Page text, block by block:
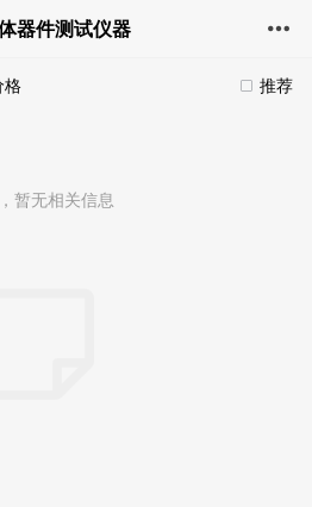
器件测试仪器
推荐
格
暂无相关信息